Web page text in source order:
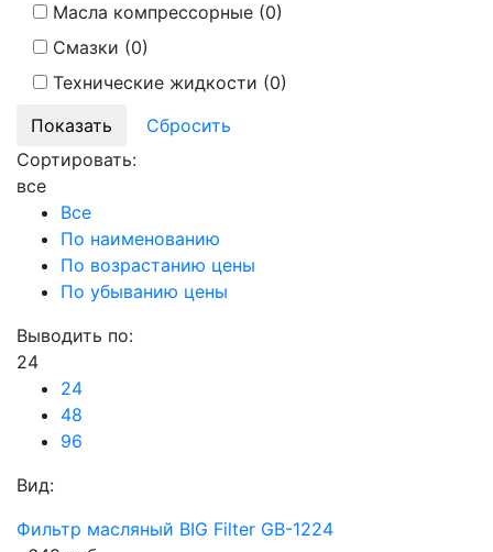
Масла компрессорные (0)
Смазки (0)
Технические жидкости (0)
Сортировать:
все
Все
По наименованию
По возрастанию цены
По убыванию цены
Выводить по:
24
24
48
96
Вид:
Фильтр масляный BIG Filter GB-1224